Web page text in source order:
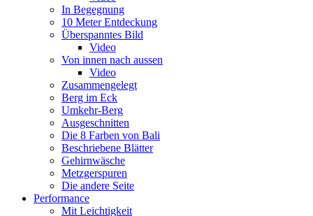
In Begegnung
10 Meter Entdeckung
Überspanntes Bild
Video
Von innen nach aussen
Video
Zusammengelegt
Berg im Eck
Umkehr-Berg
Ausgeschnitten
Die 8 Farben von Bali
Beschriebene Blätter
Gehirnwäsche
Metzgerspuren
Die andere Seite
Performance
Mit Leichtigkeit